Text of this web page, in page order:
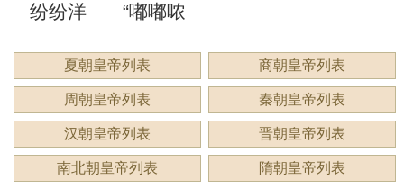
么意
思？
是什么
意思？ 思？用
来形容
什么？
什么意
思？
纷纷洋
洋：描
绘繁复
景象的
“嘟嘟哝
哝”是成
语吗？
用来形
夏朝皇帝列表 商朝皇帝列表
周朝皇帝列表 秦朝皇帝列表
汉朝皇帝列表 晋朝皇帝列表
南北朝皇帝列表 隋朝皇帝列表